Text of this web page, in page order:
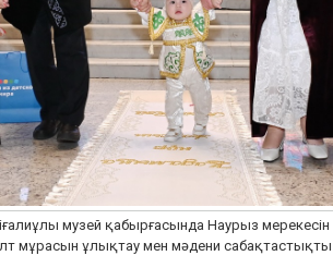
музей қабырғасында Наурыз мерекесін
мұрасын ұлықтау мен мәдени сабақтастықты